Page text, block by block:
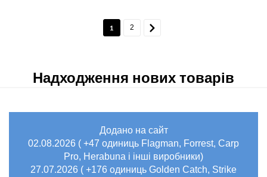
1 2
Надходження нових товарів
Додано на сайт
02.08.2026 ( +47 одиниць Flagman, Forrest, Carp
Pro, Herabuna і інші виробники)
27.07.2026 ( +176 одиниць Golden Catch, Strike